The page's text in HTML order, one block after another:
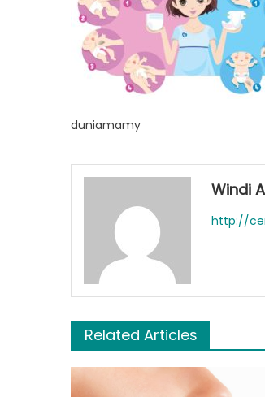
duniamamy
Windi
http://
Related Articles